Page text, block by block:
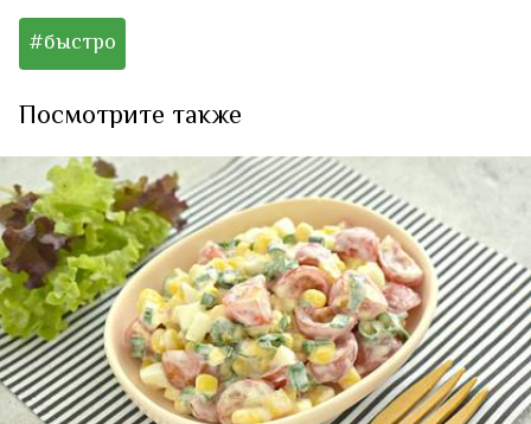
#быстро
Посмотрите также